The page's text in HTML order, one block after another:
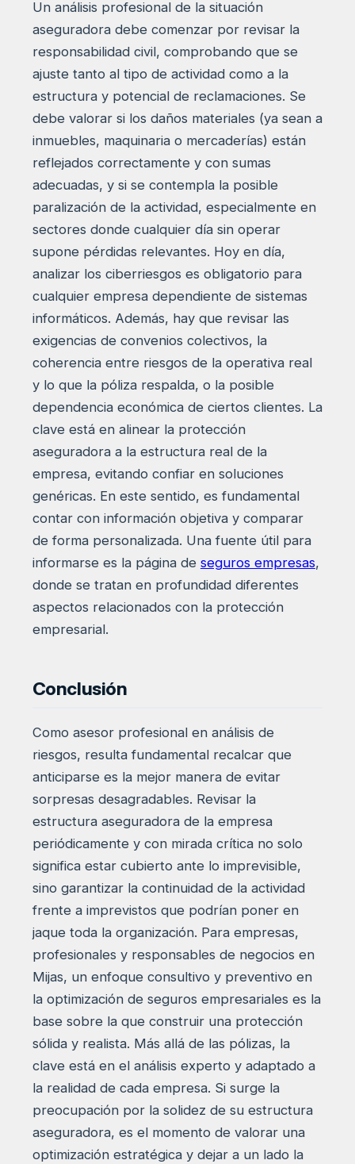
Un análisis profesional de la situación
aseguradora debe comenzar por revisar la
responsabilidad civil, comprobando que se
ajuste tanto al tipo de actividad como a la
estructura y potencial de reclamaciones. Se
debe valorar si los daños materiales (ya sean a
inmuebles, maquinaria o mercaderías) están
reflejados correctamente y con sumas
adecuadas, y si se contempla la posible
paralización de la actividad, especialmente en
sectores donde cualquier día sin operar
supone pérdidas relevantes. Hoy en día,
analizar los ciberriesgos es obligatorio para
cualquier empresa dependiente de sistemas
informáticos. Además, hay que revisar las
exigencias de convenios colectivos, la
coherencia entre riesgos de la operativa real
y lo que la póliza respalda, o la posible
dependencia económica de ciertos clientes. La
clave está en alinear la protección
aseguradora a la estructura real de la
empresa, evitando confiar en soluciones
genéricas. En este sentido, es fundamental
contar con información objetiva y comparar
de forma personalizada. Una fuente útil para
informarse es la página de seguros empresas,
donde se tratan en profundidad diferentes
aspectos relacionados con la protección
empresarial.
Conclusión
Como asesor profesional en análisis de
riesgos, resulta fundamental recalcar que
anticiparse es la mejor manera de evitar
sorpresas desagradables. Revisar la
estructura aseguradora de la empresa
periódicamente y con mirada crítica no solo
significa estar cubierto ante lo imprevisible,
sino garantizar la continuidad de la actividad
frente a imprevistos que podrían poner en
jaque toda la organización. Para empresas,
profesionales y responsables de negocios en
Mijas, un enfoque consultivo y preventivo en
la optimización de seguros empresariales es la
base sobre la que construir una protección
sólida y realista. Más allá de las pólizas, la
clave está en el análisis experto y adaptado a
la realidad de cada empresa. Si surge la
preocupación por la solidez de su estructura
aseguradora, es el momento de valorar una
optimización estratégica y dejar a un lado la